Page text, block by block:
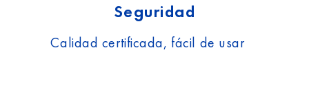
Seguridad
Calidad certificada, fácil de usar